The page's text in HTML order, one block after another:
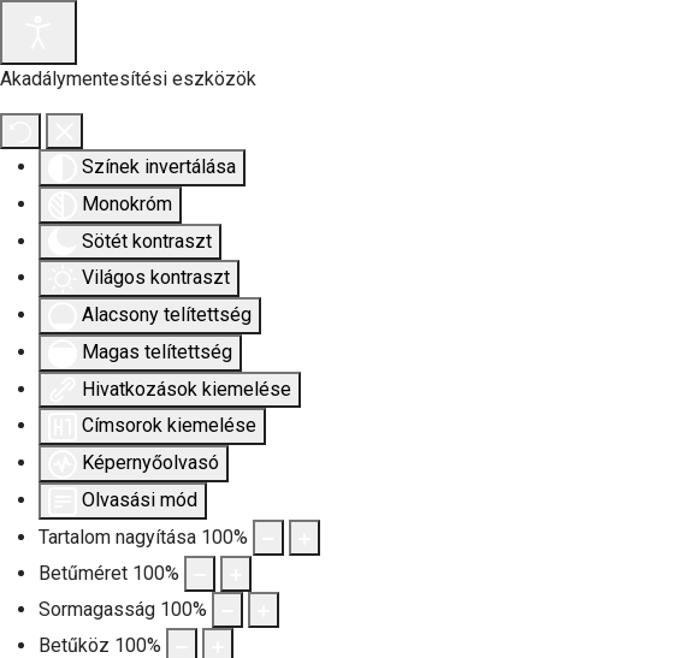
Akadálymentesítési eszközök
Színek invertálása
Monokróm
Sötét kontraszt
Világos kontraszt
Alacsony telítettség
Magas telítettség
Hivatkozások kiemelése
Címsorok kiemelése
Képernyőolvasó
Olvasási mód
Tartalom nagyítása 100%
Betűméret 100%
Sormagasság 100%
Betűköz 100%